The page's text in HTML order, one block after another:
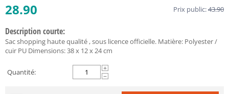
28.90 Prix public:43.90
Description courte:
Sac shopping haute qualité , sous licence officielle. Matière: Polyester /
cuir PU Dimensions: 38 x 12 x 24 cm
Quantité:
+
−